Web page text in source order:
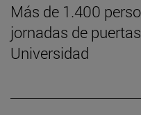
Más de 1.400
jornadas de
Universidad